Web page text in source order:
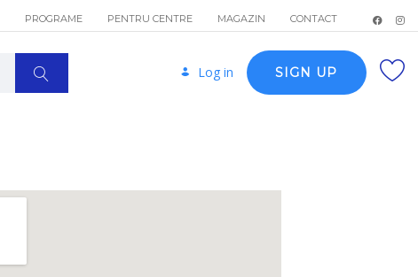
PROGRAME PENTRU CENTRE MAGAZIN CONTACT
Log in SIGN UP